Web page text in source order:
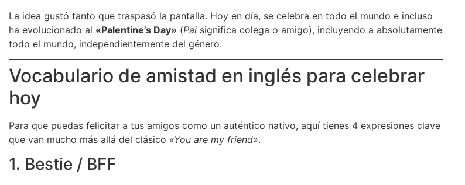
La idea gustó tanto que traspasó la pantalla. Hoy en día, se celebra en todo el mundo e incluso
ha evolucionado al «Palentine’s Day» (Pal significa colega o amigo), incluyendo a absolutamente
todo el mundo, independientemente del género.
Vocabulario de amistad en inglés para celebrar
hoy
Para que puedas felicitar a tus amigos como un auténtico nativo, aquí tienes 4 expresiones clave
que van mucho más allá del clásico «You are my friend».
1. Bestie / BFF